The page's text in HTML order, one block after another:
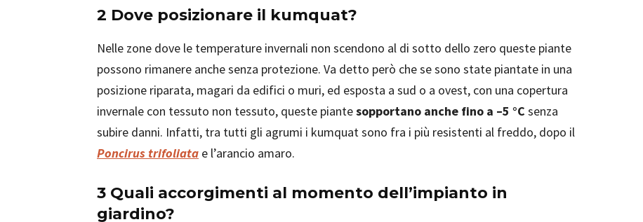
2 Dove posizionare il kumquat?
Nelle zone dove le temperature invernali non scendono al di sotto dello zero queste piante
possono rimanere anche senza protezione. Va detto però che se sono state piantate in una
posizione riparata, magari da edifici o muri, ed esposta a sud o a ovest, con una copertura
invernale con tessuto non tessuto, queste piantesopportano anche fino a –5 °C senza
subire danni. Infatti, tra tutti gli agrumi i kumquat sono fra i più resistenti al freddo, dopo il
Poncirus trifoliata e l’arancio amaro.
3 Quali accorgimenti al momento dell’impianto in
giardino?